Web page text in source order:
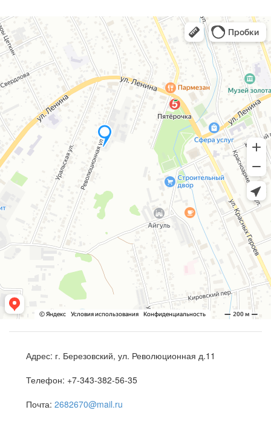
Адрес: г. Березовский, ул. Революционная д.11
Телефон: +7-343-382-56-35
Почта: 2682670@mail.ru